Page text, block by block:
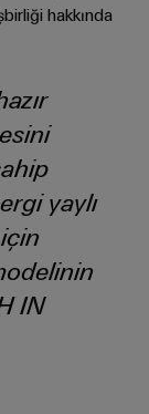
hakkında
yaylı
IN